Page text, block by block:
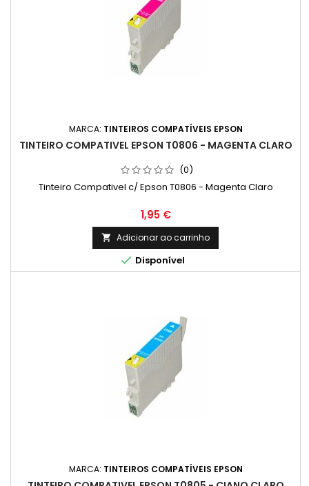
MARCA: TINTEIROS COMPATÍVEIS EPSON
TINTEIRO COMPATIVEL EPSON T0806 - MAGENTA CLARO
(0)
Tinteiro Compativel c/ Epson T0806 - Magenta Claro
Preço
1,95 €
 Adicionar ao carrinho
 Disponível
MARCA: TINTEIROS COMPATÍVEIS EPSON